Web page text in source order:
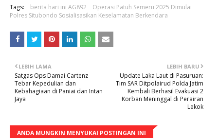
Tags: berita hari ini AG892
Operasi Patuh Semeru 2025 Dimulai
Polres Situbondo Sosialisasikan Keselamatan Berkendara
LEBIH BARU
Update Laka Laut di Pasuruan:
Tim SAR Ditpolairud Polda Jatim
Kembali Berhasil Evakuasi 2
Korban Meninggal di Perairan
Lekok
LEBIH LAMA
Satgas Ops Damai Cartenz
Tebar Kepedulian dan
Kebahagiaan di Paniai dan Intan
Jaya
ANDA MUNGKIN MENYUKAI POSTINGAN INI